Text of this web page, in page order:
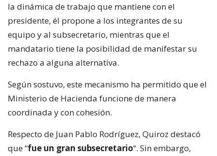
la dinámica de trabajo que mantiene con el
presidente, él propone a los integrantes de su
equipo y al subsecretario, mientras que el
mandatario tiene la posibilidad de manifestar su
rechazo a alguna alternativa.
Según sostuvo, este mecanismo ha permitido que el
Ministerio de Hacienda funcione de manera
coordinada y con cohesión.
Respecto de Juan Pablo Rodríguez, Quiroz destacó
que “fue un gran subsecretario“. Sin embargo,